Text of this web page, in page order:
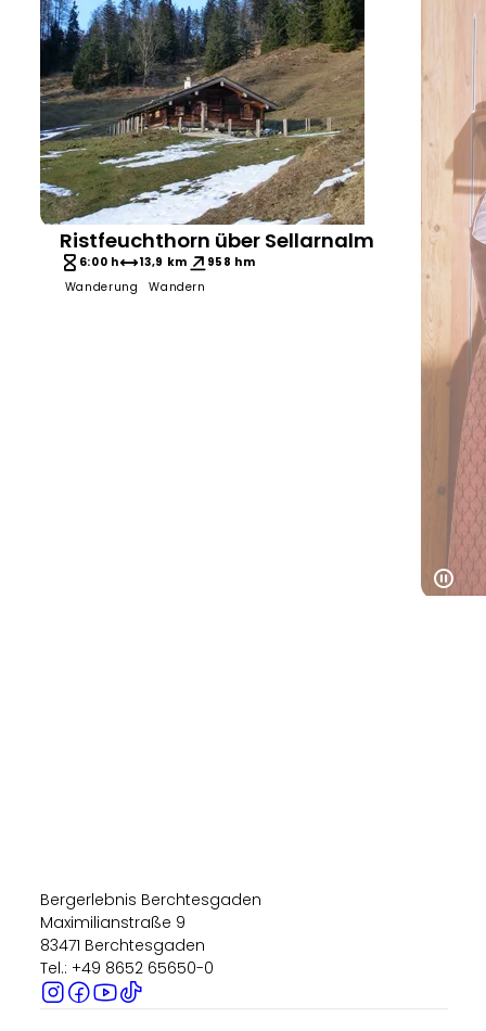
Toni Wegscheider
Ristfeuchthorn über Sellarnalm
6:00 h 13,9 km
958 hm
Wanderung
Wandern
Bergerlebnis Berchtesgaden
Maximilianstraße 9
83471 Berchtesgaden
Tel.: +49 8652 65650-0